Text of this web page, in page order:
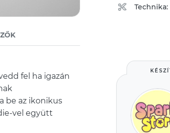
fel ha igazán
be az ikonikus
vel együtt
Technika: